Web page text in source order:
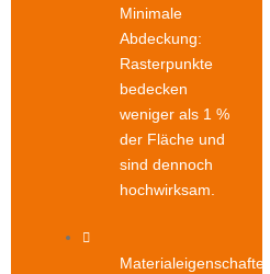
Minimale
Abdeckung:
Rasterpunkte
bedecken
weniger als 1 %
der Fläche und
sind dennoch
hochwirksam.
Materialeigenschaften: